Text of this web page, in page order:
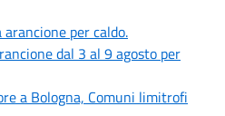
per caldo.
dal 3 al 9 agosto per
a Bologna, Comuni limitrofi